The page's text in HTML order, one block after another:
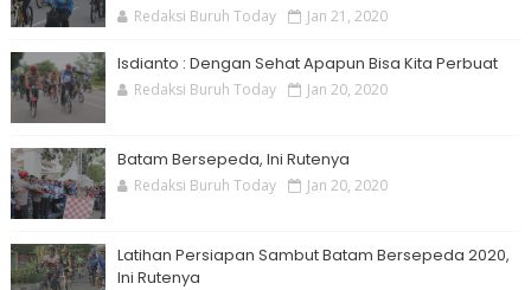
Redaksi Buruh Today Jan 21, 2020
Isdianto : Dengan Sehat Apapun Bisa Kita Perbuat
Redaksi Buruh Today Jan 20, 2020
Batam Bersepeda, Ini Rutenya
Redaksi Buruh Today Jan 20, 2020
Latihan Persiapan Sambut Batam Bersepeda 2020,
Ini Rutenya